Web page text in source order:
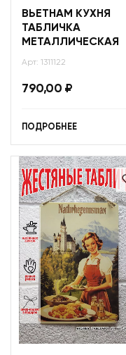
ВЬЕТНАМ КУХНЯ
ТАБЛИЧКА
МЕТАЛЛИЧЕСКАЯ
Арт: 1311122
790,00 ₽
ПОДРОБНЕЕ